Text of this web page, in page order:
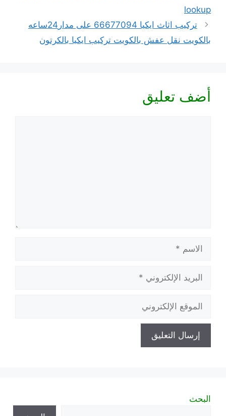
lookup
تركيب اثاث ايكيا 66677094 على مدار24ساعه
بالكويت نقل عفش بالكويت تركيب ايكيا بالكرتون
أضف تعليق
الإلكتروني
الإلكتروني
البحث